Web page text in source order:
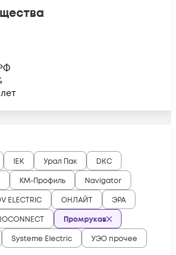
IEK Урал Пак
DKC
КМ-Профиль
Navigator
ELECTRIC ОНЛАЙТ
ЭРА
Промрукав
Systeme Electric УЭО прочее